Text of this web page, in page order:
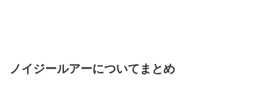
ノイジールアーについてまとめ